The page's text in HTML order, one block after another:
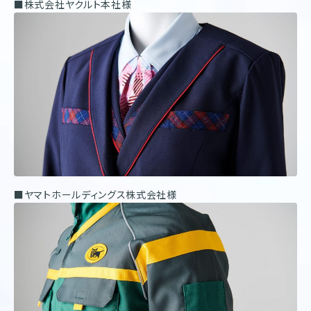
■株式会社ヤクルト本社様
■ヤマトホールディングス株式会社様